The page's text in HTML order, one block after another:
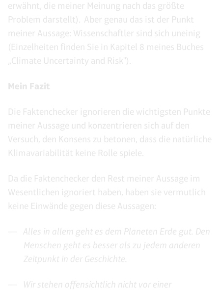
erwähnt, die meiner Meinung nach das größte
Problem darstellt). Aber genau das ist der Punkt
meiner Aussage: Wissenschaftler sind sich uneinig
(Einzelheiten finden Sie in Kapitel 8 meines Buches
„Climate Uncertainty and Risk").
Mein Fazit
Die Faktenchecker ignorieren die wichtigsten Punkte
meiner Aussage und konzentrieren sich auf den
Versuch, den Konsens zu betonen, dass die natürliche
Klimavariabilität keine Rolle spiele.
Da die Faktenchecker den Rest meiner Aussage im
Wesentlichen ignoriert haben, haben sie vermutlich
keine Einwände gegen diese Aussagen:
Alles in allem geht es dem Planeten Erde gut. Den
Menschen geht es besser als zu jedem anderen
Zeitpunkt in der Geschichte.
Wir stehen offensichtlich nicht vor einer